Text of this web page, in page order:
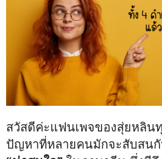
สวัสดีค่ะแฟนเพจของสุ่ยหลิน
ปัญหาที่หลายคนมักจะสับสน